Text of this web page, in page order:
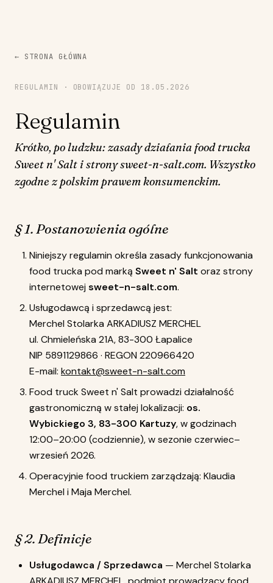
← STRONA GŁÓWNA
REGULAMIN · OBOWIĄZUJE OD 18.05.2026
Regulamin
Krótko, po ludzku: zasady działania food trucka
Sweet n' Salt i strony sweet-n-salt.com. Wszystko
zgodne z polskim prawem konsumenckim.
§ 1. Postanowienia ogólne
Niniejszy regulamin określa zasady funkcjonowania
food trucka pod marką Sweet n' Salt oraz strony
internetowejsweet-n-salt.com.
Usługodawcą i sprzedawcą jest:
Merchel Stolarka ARKADIUSZ MERCHEL
ul. Chmieleńska 21A, 83-300 Łapalice
NIP 5891129866 · REGON 220966420
E-mail: kontakt@sweet-n-salt.com
Food truck Sweet n' Salt prowadzi działalność
gastronomiczną w stałej lokalizacji: os.
Wybickiego 3, 83-300 Kartuzy, w godzinach
12:00–20:00 (codziennie), w sezonie czerwiec–
wrzesień 2026.
Operacyjnie food truckiem zarządzają: Klaudia
Merchel i Maja Merchel.
§ 2. Definicje
Usługodawca / Sprzedawca — Merchel Stolarka